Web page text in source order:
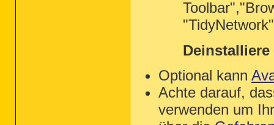
Deinstalliere
Optional kann
Achte darauf,
verwenden um